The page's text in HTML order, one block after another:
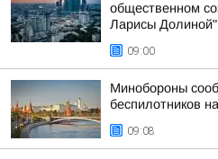
общественном
Ларисы Долиной"
09:00
Минобороны
беспилотников
09:08